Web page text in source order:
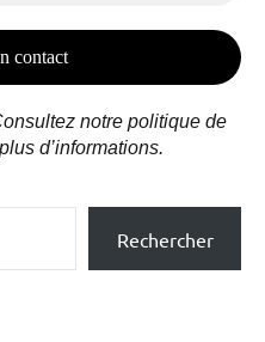
notre politique de
d’informations.
Rechercher